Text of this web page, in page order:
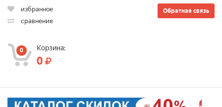
Обратная связь
избранное
сравнение
0 Корзина:
0